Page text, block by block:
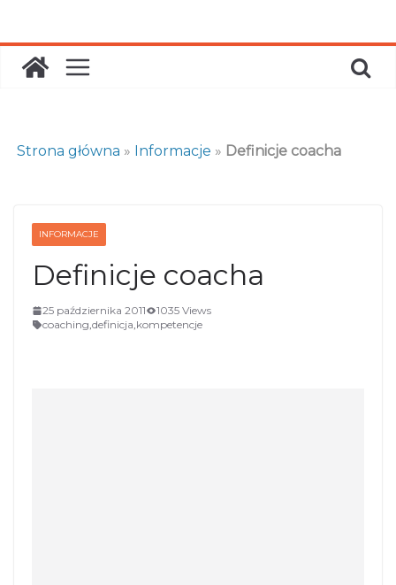
content
Strona główna » Informacje » Definicje coacha
INFORMACJE
Definicje coacha
25 października 2011
1035 Views
coaching,definicja,kompetencje